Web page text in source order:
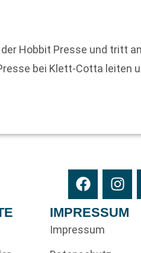
Hobbit Presse und tritt
bei Klett-Cotta leiten
IMPRESSUM
Impressum